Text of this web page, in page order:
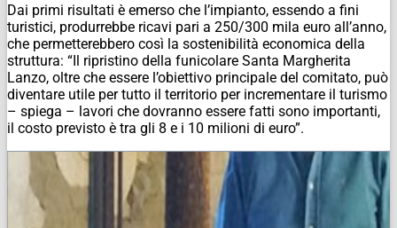
Dai primi risultati è emerso che l’impianto, essendo a fini
turistici, produrrebbe ricavi pari a 250/300 mila euro all’anno,
che permetterebbero così la sostenibilità economica della
struttura: “Il ripristino della funicolare Santa Margherita
Lanzo, oltre che essere l’obiettivo principale del comitato, può
diventare utile per tutto il territorio per incrementare il turismo
– spiega – lavori che dovranno essere fatti sono importanti,
il costo previsto è tra gli 8 e i 10 milioni di euro”.